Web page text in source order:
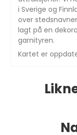
i Sverige og
over
lagt på en
garnityren.
Kartet er